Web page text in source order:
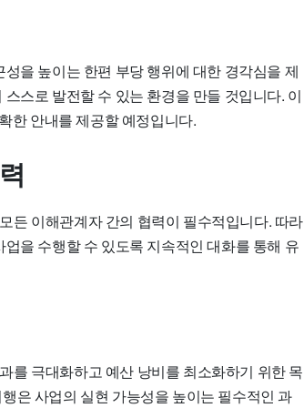
을 높이는 한편 부당 행위에 대한 경각심을 제
스로 발전할 수 있는 환경을 만들 것입니다. 이
한 안내를 제공할 예정입니다.
모든 이해관계자 간의 협력이 필수적입니다. 따라
을 수행할 수 있도록 지속적인 대화를 통해 유
를 극대화하고 예산 낭비를 최소화하기 위한 목
은 사업의 실현 가능성을 높이는 필수적인 과